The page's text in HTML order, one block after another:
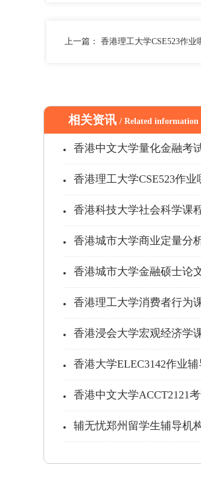
上一篇： 香港理工大学CSE523作业
相关资讯 / Related information
香港中文大学量化金融考
香港理工大学CSE523作业哪
香港科技大学社会科学课
香港城市大学商业定量分析
香港城市大学金融硕士论文
香港理工大学消费者行为课程
香港浸会大学宏观经济学课
香港大学ELEC3142作业
香港中文大学ACCT2121
辅无忧郑州留学生辅导机